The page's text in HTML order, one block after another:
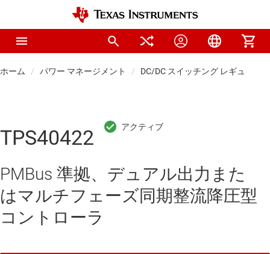
ホーム パワー マネージメント DC/DC スイッチング レギュレータ
TPS40422
PMBus 準拠、デュアル出力また
はマルチフェーズ同期整流降圧型
コントローラ